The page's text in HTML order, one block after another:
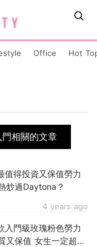
Office Hot
相關的文章
4 years ago
值得投資又保值勞力
炒過Daytona？
入門級玫瑰粉色勞力
又保值 女生一定超